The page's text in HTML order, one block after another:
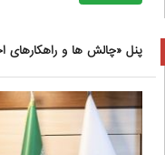
پنل «چالش ها و راهکارهای